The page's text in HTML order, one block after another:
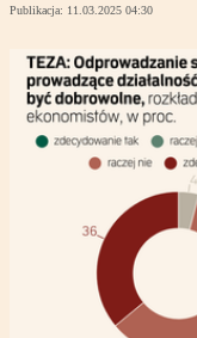
Publikacja: 11.03.2025 04:30